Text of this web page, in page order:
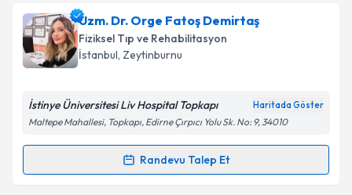
Uzm. Dr. Orge Fatoş Demirtaş
Fiziksel Tıp ve Rehabilitasyon
İstanbul, Zeytinburnu
İstinye Üniversitesi Liv Hospital Topkapı Haritada Göster
Maltepe Mahallesi, Topkapı, Edirne Çırpıcı Yolu Sk. No: 9, 34010
Randevu Talep Et
Randevu Takvimi Talebi